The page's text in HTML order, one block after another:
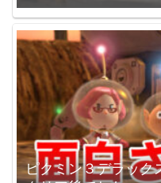
いました。
ピクミン３デラック